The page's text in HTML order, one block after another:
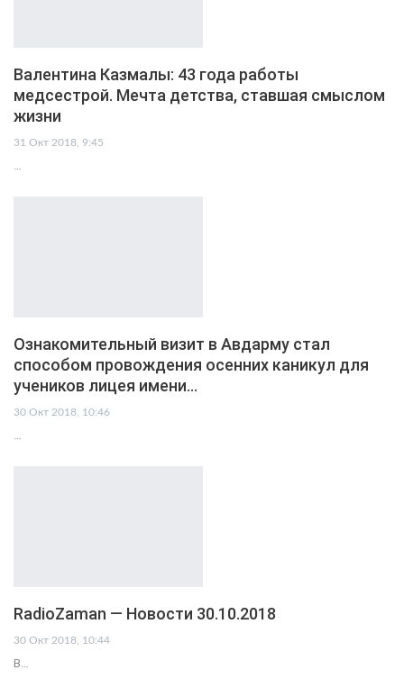
Валентина Казмалы: 43 года работы
медсестрой. Мечта детства, ставшая смыслом
жизни
31 Окт 2018, 9:45
Ознакомительный визит в Авдарму стал
способом провождения осенних каникул для
учеников лицея имени…
30 Окт 2018, 10:46
…
RadioZaman — Новости 30.10.2018
30 Окт 2018, 10:44
В…